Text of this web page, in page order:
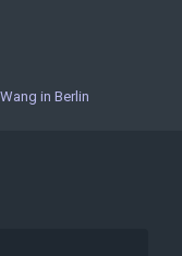
in Berlin